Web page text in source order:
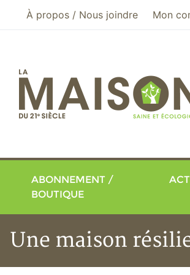
Aller au menu principal
Aller au contenu principal
À propos / Nous joindre Mon
ABONNEMENT /
BOUTIQUE
Une maison